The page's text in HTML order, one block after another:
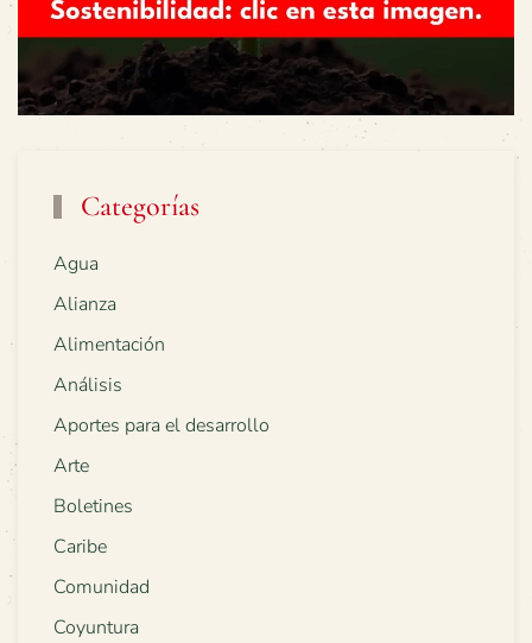
Categorías
Agua
Alianza
Alimentación
Análisis
Aportes para el desarrollo
Arte
Boletines
Caribe
Comunidad
Coyuntura